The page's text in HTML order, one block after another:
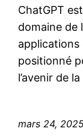
ChatGPT
domaine de
applications
positionné
l’avenir de
mars 24,